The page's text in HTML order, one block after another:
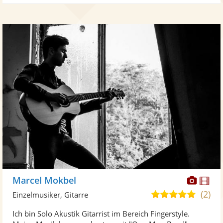
Marcel Mokbel
5,0(2)
Einzelmusiker, Gitarre
Ich bin Solo Akustik Gitarrist im Bereich Fingerstyle.